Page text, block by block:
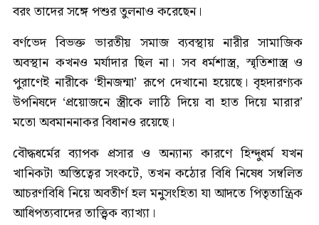
বরং তাদের সঙ্গে পশুর তুলনাও করেছেন।
বর্ণভেদ বিভক্ত ভারতীয় সমাজ ব্যবস্থায় নারীর সামাজিক
অবস্থান কখনও মর্যাদার ছিল না। সব ধর্মশাস্ত্র, স্মৃতিশাস্ত্র ও
পুরাণেই নারীকে ‘হীনজন্মা’ রূপে দেখানো হয়েছে। বৃহদারণ্যক
উপনিষদে ‘প্রয়োজনে স্ত্রীকে লাঠি দিয়ে বা হাত দিয়ে মারার’
মতো অবমাননাকর বিধানও রয়েছে।
বৌদ্ধধর্মের ব্যাপক প্রসার ও অন্যান্য কারণে হিন্দুধর্ম যখন
খানিকটা অস্তিত্বের সংকটে, তখন কঠোর বিধি নিষেধ সম্বলিত
আচরণবিধি নিয়ে অবতীর্ণ হল মনুসংহিতা যা আদতে পিতৃতান্ত্রিক
আধিপত্যবাদের তাত্ত্বিক ব্যাখ্যা।